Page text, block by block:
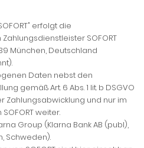
erfolgt die
SOFORT
München, Deutschland
Daten nebst den
gemäß Art. 6 Abs. 1 lit. b DSGVO
Zahlungsabwicklung und nur im
weiter.
Group (Klarna Bank AB (publ),
Schweden).